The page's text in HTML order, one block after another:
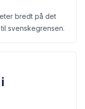
bredt på det
svenskegrensen.